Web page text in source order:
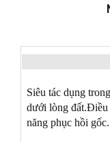
Siêu tác dụng
dưới lòng đất.Điều
năng phục hồi